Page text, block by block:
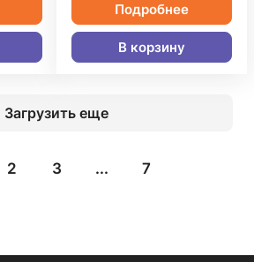
Подробнее
В корзину
Загрузить еще
2 3 ... 7